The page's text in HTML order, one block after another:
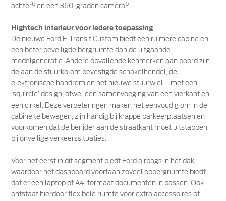
achter6 en een 360-graden camera6
Hightech interieur voor iedere toepassing
De nieuwe Ford E-Transit Custom biedt een ruimere cabine en
een beter beveiligde bergruimte dan de uitgaande
modelgeneratie. Andere opvallende kenmerken aan boord zijn
de aan de stuurkolom bevestigde schakelhendel, de
elektronische handrem en het nieuwe stuurwiel – met een
‘squircle’ design, ofwel een samenvoeging van een vierkant en
een cirkel. Deze verbeteringen maken het eenvoudig om in de
cabine te bewegen, zijn handig bij krappe parkeerplaatsen en
voorkomen dat de berijder aan de straatkant moet uitstappen
bij onveilige verkeerssituaties.
Voor het eerst in dit segment biedt Ford airbags in het dak,
waardoor het dashboard voortaan zoveel opbergruimte biedt
dat er een laptop of A4-formaat documenten in passen. Ook
ontstaat hierdoor flexibele ruimte voor extra accessoires of